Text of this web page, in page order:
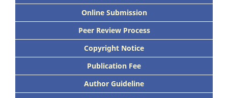
Online Submission
Peer Review Process
Copyright Notice
Publication Fee
Author Guideline